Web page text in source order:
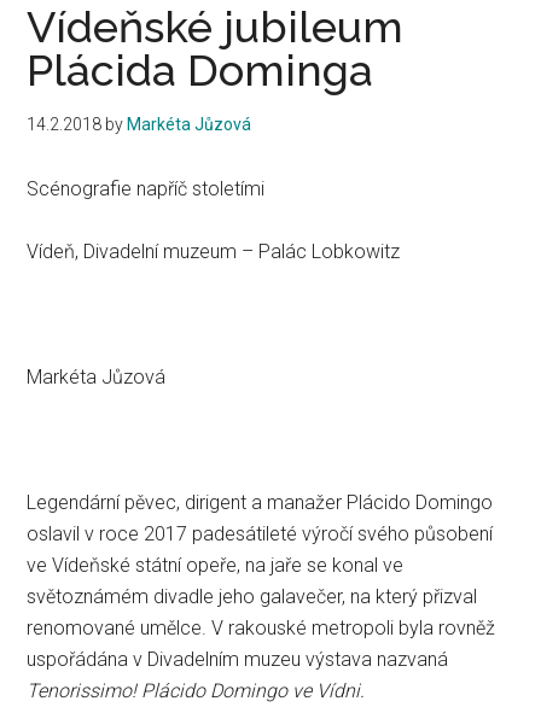
Vídeňské jubileum
Plácida Dominga
14.2.2018 by Markéta Jůzová
Scénografie napříč stoletími
Vídeň, Divadelní muzeum – Palác Lobkowitz
Markéta Jůzová
Legendární pěvec, dirigent a manažer Plácido Domingo
oslavil v roce 2017 padesátileté výročí svého působení
ve Vídeňské státní opeře, na jaře se konal ve
světoznámém divadle jeho galavečer, na který přizval
renomované umělce. V rakouské metropoli byla rovněž
uspořádána v Divadelním muzeu výstava nazvaná
Tenorissimo! Plácido Domingo ve Vídni.